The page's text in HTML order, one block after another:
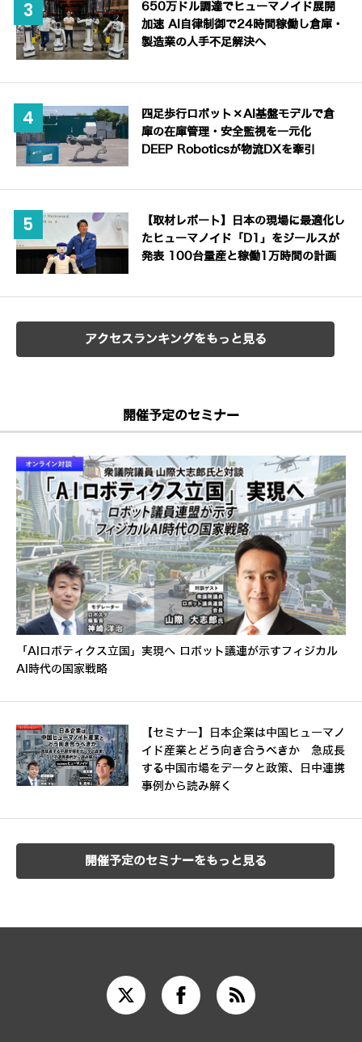
650万ドル調達でヒューマノイド展開
加速 AI自律制御で24時間稼働し倉庫・
製造業の人手不足解決へ
四足歩行ロボット×AI基盤モデルで倉
庫の在庫管理・安全監視を一元化
DEEP Roboticsが物流DXを牽引
【取材レポート】日本の現場に最適化し
たヒューマノイド「D1」をジールスが
発表 100台量産と稼働1万時間の計画
アクセスランキングをもっと見る
開催予定のセミナー
「AIロボティクス立国」実現へ ロボット議連が示すフィジカル
AI時代の国家戦略
【セミナー】日本企業は中国ヒューマノ
イド産業とどう向き合うべきか 急成長
する中国市場をデータと政策、日中連携
事例から読み解く
開催予定のセミナーをもっと見る